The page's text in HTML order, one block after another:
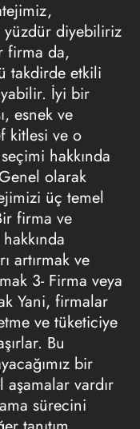
yüzdür diyebiliriz
firma da,
takdirde etkili
İyi bir
esnek ve
kitlesi ve o
hakkında
olarak
üç temel
firma ve
artırmak ve
3- Firma veya
Yani, firmalar
ve tüketiciye
Bu
bir
aşamalar vardır
sürecini